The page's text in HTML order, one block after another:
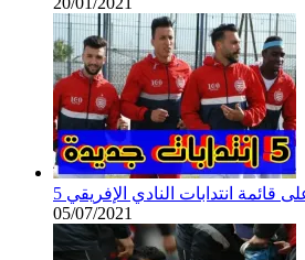
قائمة انتدابات النادي الإفريقي
05/07/2021